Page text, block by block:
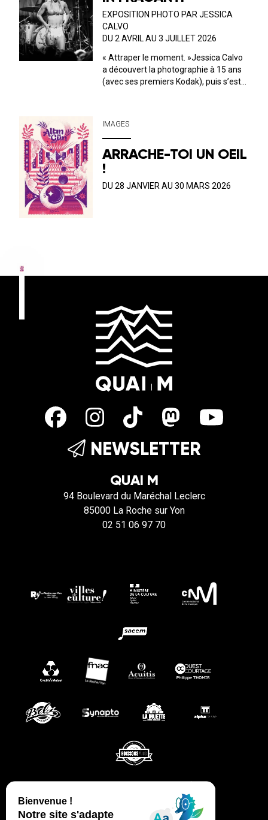
EXPOSITION PHOTO PAR JESSICA
CALVO
DU 2 AVRIL AU 3 JUILLET 2026
« Attraper le moment. »Jessica Calvo
a découvert la photographie à 15 ans
(avec ses premiers Kodak), puis s’est
cesse d’exercer son œil et son a...
IMAGES
ARRACHE-TOI UN OEIL
!
DU 28 JANVIER AU 30 MARS 2026
NEWSLETTER
QUAI M
94 Boulevard du Maréchal Leclerc
85000 La Roche sur Yon
02 51 06 97 70